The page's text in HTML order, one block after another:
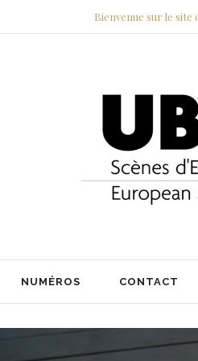
Bienvenue sur le site
NUMÉROS CONTACT